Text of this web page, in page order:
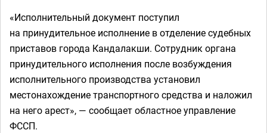
«Исполнительный документ поступил
на принудительное исполнение в отделение судебных
приставов города Кандалакши. Сотрудник органа
принудительного исполнения после возбуждения
исполнительного производства установил
местонахождение транспортного средства и наложил
на него арест», — сообщает областное управление
ФССП.